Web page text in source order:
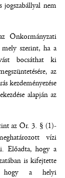
jogszabállyal nem
Önkormányzati
szerint, ha a
bocsáthat ki
az
kezdeményezése
alapján az
az Ör. 3. § (1)-
vízi
Előadta, hogy a
is kifejtette
hogy a helyi